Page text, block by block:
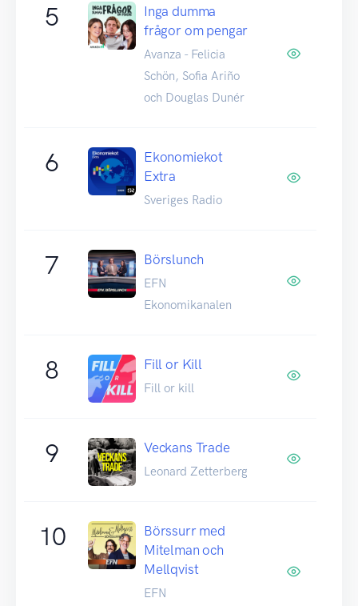
5
Inga dumma
frågor om pengar
Avanza - Felicia
Schön, Sofia Ariño
och Douglas Dunér
6
Ekonomiekot
Extra
Sveriges Radio
7 Börslunch
EFN
Ekonomikanalen
8 Fill or Kill
Fill or kill
9 Veckans Trade
Leonard Zetterberg
10
Börssurr med
Mitelman och
Mellqvist
EFN